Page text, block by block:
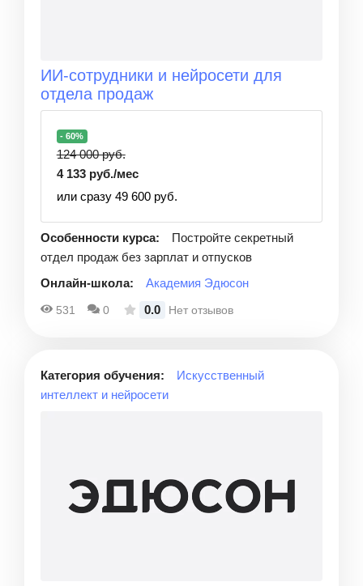
ИИ-сотрудники и нейросети для
отдела продаж
- 60%
124 000 руб.
4 133 руб./мес
или сразу 49 600 руб.
Особенности курса:
Постройте секретный
отдел продаж без зарплат и отпусков
Онлайн-школа:
Академия Эдюсон
531 0 0.0 Нет отзывов
Категория обучения:
Искусственный
интеллект и нейросети